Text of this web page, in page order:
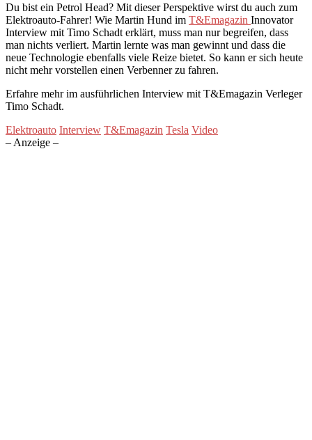
Du bist ein Petrol Head? Mit dieser Perspektive wirst du auch zum
Elektroauto-Fahrer! Wie Martin Hund im T&Emagazin Innovator
Interview mit Timo Schadt erklärt, muss man nur begreifen, dass
man nichts verliert. Martin lernte was man gewinnt und dass die
neue Technologie ebenfalls viele Reize bietet. So kann er sich heute
nicht mehr vorstellen einen Verbenner zu fahren.
Erfahre mehr im ausführlichen Interview mit T&Emagazin Verleger
Timo Schadt.
Elektroauto Interview T&Emagazin Tesla Video
– Anzeige –